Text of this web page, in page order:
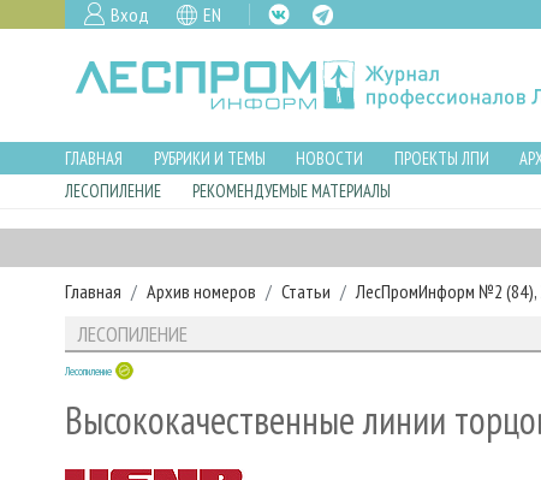
Вход EN
ГЛАВНАЯ РУБРИКИ И ТЕМЫ НОВОСТИ ПРОЕКТЫ ЛПИ
ЛЕСОПИЛЕНИЕ
РЕКОМЕНДУЕМЫЕ МАТЕРИАЛЫ
Главная Архив номеров Статьи ЛесПромИнформ №2 (84),
ЛЕСОПИЛЕНИЕ
Лесопиление
Высококачественные линии